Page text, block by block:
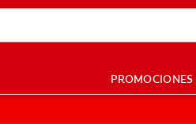
PROMOCIONES